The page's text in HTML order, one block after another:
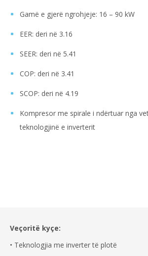
Gamë e gjerë ngrohjeje: 16 – 90 kW
EER: deri në 3.16
SEER: deri në 5.41
COP: deri në 3.41
SCOP: deri në 4.19
Kompresor me spirale i ndërtuar nga
teknologjinë e inverterit
Veçoritë kyçe:
• Teknologjia me inverter të plotë